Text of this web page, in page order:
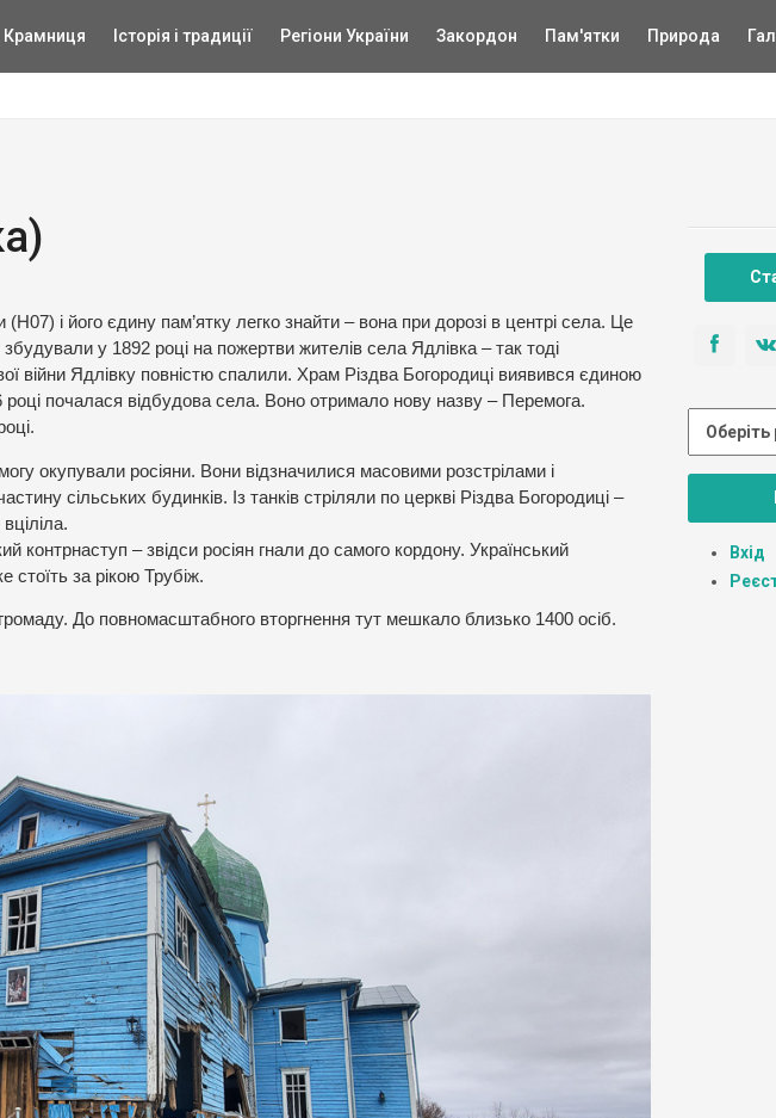
Крамниця Історія і традиції Регіони України Закордон Пам'ятки Природа
і його єдину пам’ятку легко знайти – вона при дорозі в центрі села. Це
у 1892 році на пожертви жителів села Ядлівка – так тоді
війни Ядлівку повністю спалили. Храм Різдва Богородиці виявився єдиною
почалася відбудова села. Воно отримало нову назву – Перемога.
окупували росіяни. Вони відзначилися масовими розстрілами і
сільських будинків. Із танків стріляли по церкві Різдва Богородиці –
контрнаступ – звідси росіян гнали до самого кордону. Український
стоїть за рікою Трубіж.
До повномасштабного вторгнення тут мешкало близько 1400 осіб.
Вхід